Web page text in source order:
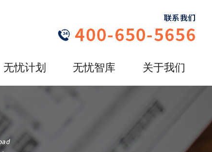
无忧计划 无忧智库 关于我们